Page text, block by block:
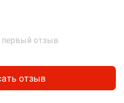
первый отзыв
отзыв